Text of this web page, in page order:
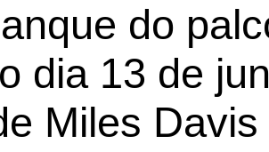
do
dia 13 de
Miles